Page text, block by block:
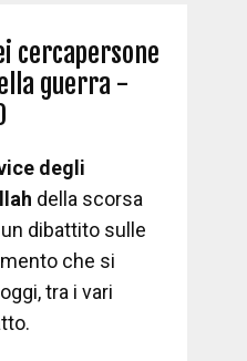
cercapersone
guerra -
degli
della scorsa
dibattito sulle
che si
tra i vari